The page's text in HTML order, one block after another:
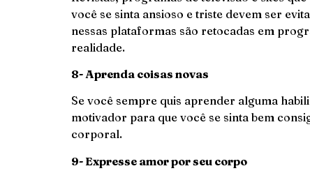
você se sinta ansioso e triste devem ser
nessas plataformas são retocadas em
realidade.
8- Aprenda coisas novas
Se você sempre quis aprender alguma
motivador para que você se sinta bem
corporal.
9- Expresse amor por seu corpo